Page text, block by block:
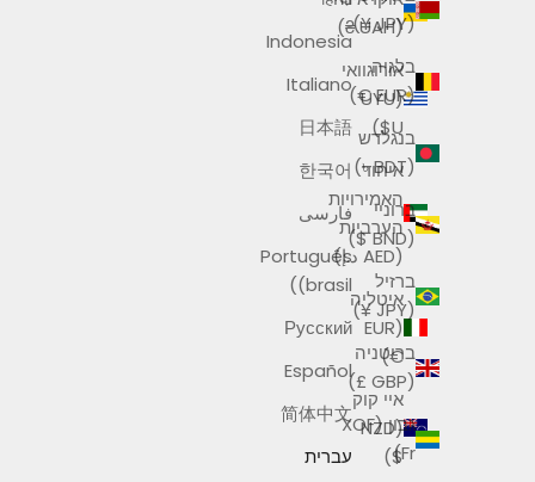
(JPY ¥)
בלגיה
(EUR €)
בנגלדש
(BDT ৳)
ברוניי
(BND $)
ברזיל
(JPY ¥)
בריטניה
(GBP £)
גבון (XOF
Fr)
(UAH ₴)
אורוגוואי
(UYU
$U)
איחוד
האמירויות
הערביות
(AED د.إ)
איטליה
(EUR
€)
איי קוק
(NZD
$)
Indonesia
Italiano
日本語
한국어
فارسی
Português
(brasil)
Русский
Español
简体中文
עברית